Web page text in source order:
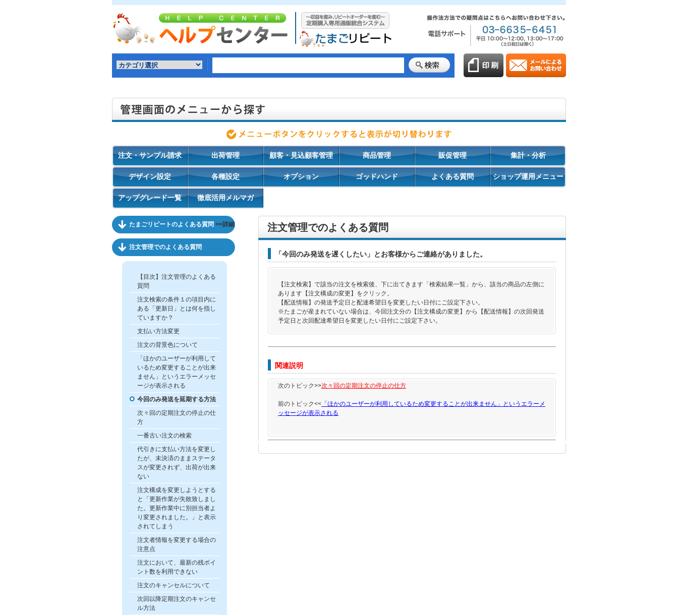
注文・サンプル請求 出荷管理 顧客・見込顧客管理 商品管理 販促管理 集計・分析
デザイン設定 各種設定 オプション ゴッドハンド よくある質問 ショップ運用メニュー
アップグレード一覧 徹底活用メルマガ
たまごリピートのよくある質問 >>詳細
注文管理でのよくある質問
【目次】注文管理のよくある
質問
注文検索の条件１の項目内に
ある「更新日」とは何を指し
ていますか？
支払い方法変更
注文の背景色について
「ほかのユーザーが利用して
いるため変更することが出来
ません」というエラーメッセ
ージが表示される
今回のみ発送を延期する方法
次々回の定期注文の停止の仕
方
一番古い注文の検索
代引きに支払い方法を変更し
たが、未決済のままステータ
スが変更されず、出荷が出来
ない
注文構成を変更しようとする
と「更新作業が失敗致しまし
た。更新作業中に別担当者よ
り変更されました。」と表示
されてしまう
注文者情報を変更する場合の
注意点
注文において、最新の残ポイ
ント数を利用できない
注文のキャンセルについて
次回以降定期注文のキャンセ
ル方法
注文管理でのよくある質問
「今回のみ発送を遅くしたい」とお客様からご連絡がありました。
【注文検索】で該当の注文を検索後、下に出てきます「検索結果一覧」から、該当の商品の左側に
あります【注文構成の変更】をクリック。
【配送情報】の発送予定日と配達希望日を変更したい日付にご設定下さい。
※たまごが産まれていない場合は、今回注文分の【注文構成の変更】から【配送情報】の次回発送
予定日と次回配達希望日を変更したい日付にご設定下さい。
関連説明
次のトピック>>次々回の定期注文の停止の仕方
前のトピック<< 「ほかのユーザーが利用しているため変更することが出来ません」というエラーメ
ッセージが表示される